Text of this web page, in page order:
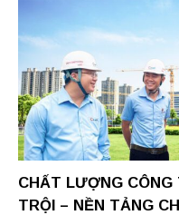
CHẤT LƯỢNG CÔNG
TRỘI – NỀN TẢNG